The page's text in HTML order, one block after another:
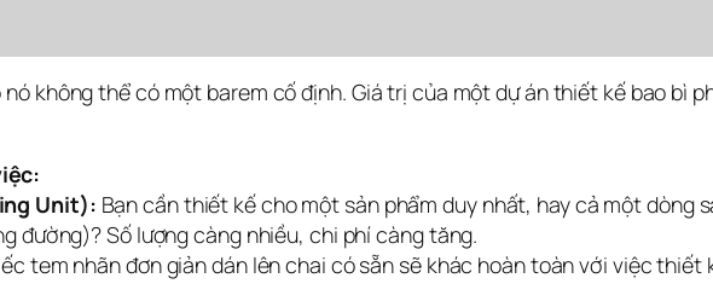
không thể có một barem cố định. Giá trị của một dự án thiết kế bao bì
Unit): Bạn cần thiết kế cho một sản phẩm duy nhất, hay cả một dòng
đường)? Số lượng càng nhiều, chi phí càng tăng.
tem nhãn đơn giản dán lên chai có sẵn sẽ khác hoàn toàn với việc